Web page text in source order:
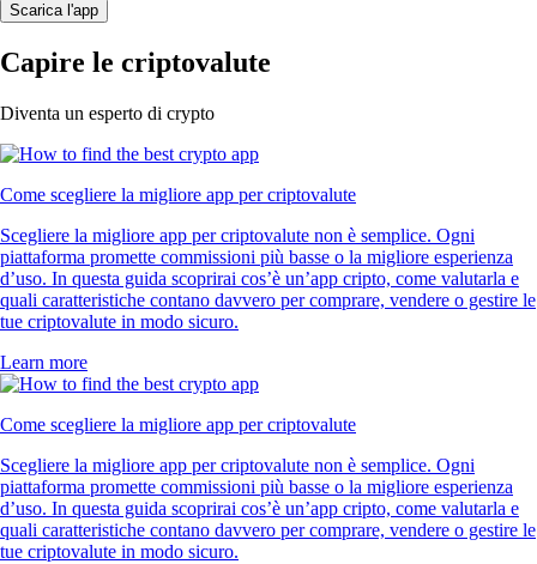
Scarica l'app
Capire le criptovalute
Diventa un esperto di crypto
Come scegliere la migliore app per criptovalute
Scegliere la migliore app per criptovalute non è semplice. Ogni
piattaforma promette commissioni più basse o la migliore esperienza
d’uso. In questa guida scoprirai cos’è un’app cripto, come valutarla e
quali caratteristiche contano davvero per comprare, vendere o gestire le
tue criptovalute in modo sicuro.
Learn more
Come scegliere la migliore app per criptovalute
Scegliere la migliore app per criptovalute non è semplice. Ogni
piattaforma promette commissioni più basse o la migliore esperienza
d’uso. In questa guida scoprirai cos’è un’app cripto, come valutarla e
quali caratteristiche contano davvero per comprare, vendere o gestire le
tue criptovalute in modo sicuro.